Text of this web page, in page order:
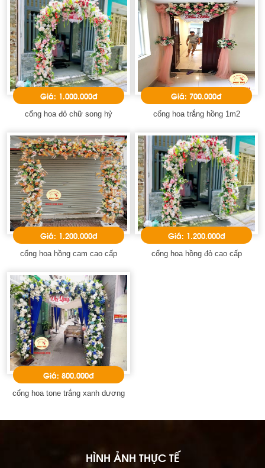
Giá: 1.000.000đ
cổng hoa đỏ chữ song hỷ
Giá: 700.000đ
cổng hoa trắng hồng 1m2
Giá: 1.200.000đ
cổng hoa hồng cam cao cấp
Giá: 1.200.000đ
cổng hoa hồng đỏ cao cấp
Giá: 800.000đ
cổng hoa tone trắng xanh dương
HÌNH ẢNH THỰC TẾ